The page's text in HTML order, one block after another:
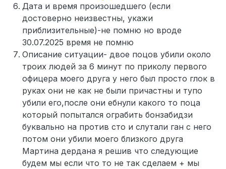
Дата и время произошедшего (если
достоверно неизвестны, укажи
приблизительные)-не помню но вроде
30.07.2025 время не помню
Описание ситуации- двое поцов убили около
троих людей за 6 минут по приколу первого
офицера моего друга у него был просто глок в
руках они не как не были причастны и тупо
убили его,после они ебнули какого то поца
который попытался ограбить бонзабидзи
буквально на против сто и слутали ган с него
потом они убили моего близкого друга
Мартина дердана я решив что следующие
будем мы если что то не так сделаем + мы